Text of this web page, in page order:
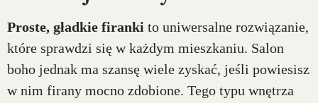
Proste, gładkie firanki to uniwersalne rozwiązanie,
które sprawdzi się w każdym mieszkaniu. Salon
boho jednak ma szansę wiele zyskać, jeśli powiesisz
w nim firany mocno zdobione. Tego typu wnętrza